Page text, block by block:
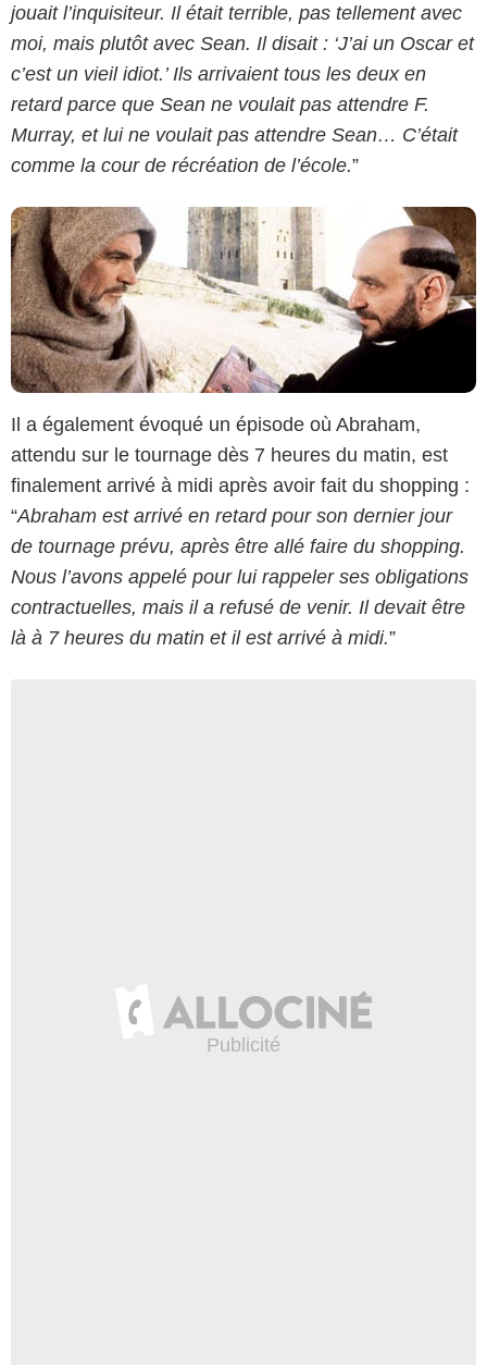
jouait l’inquisiteur. Il était terrible, pas tellement avec
moi, mais plutôt avec Sean. Il disait : ‘J’ai un Oscar et
c’est un vieil idiot.’ Ils arrivaient tous les deux en
retard parce que Sean ne voulait pas attendre F.
Murray, et lui ne voulait pas attendre Sean… C’était
comme la cour de récréation de l’école.”
Il a également évoqué un épisode où Abraham,
attendu sur le tournage dès 7 heures du matin, est
finalement arrivé à midi après avoir fait du shopping :
“Abraham est arrivé en retard pour son dernier jour
de tournage prévu, après être allé faire du shopping.
Nous l’avons appelé pour lui rappeler ses obligations
contractuelles, mais il a refusé de venir. Il devait être
là à 7 heures du matin et il est arrivé à midi.”